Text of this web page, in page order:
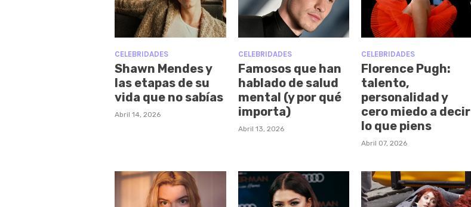
CELEBRIDADES
Shawn Mendes y
las etapas de su
vida que no sabías
Abril 14, 2026
CELEBRIDADES
Famosos que han
hablado de salud
mental (y por qué
importa)
Abril 13, 2026
CELEBRIDADES
Florence Pugh:
talento,
personalidad y
cero miedo a decir
lo que piens
Abril 07, 2026